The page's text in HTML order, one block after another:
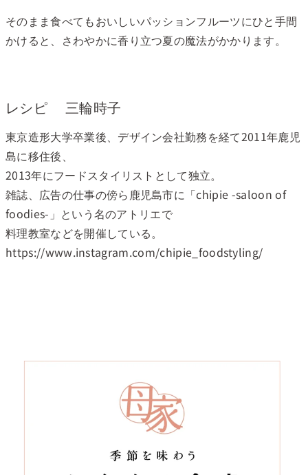
そのまま食べてもおいしいパッションフルーツにひと手間
かけると、さわやかに香り立つ夏の魔法がかかります。
レシピ 三輪時子
東京造形大学卒業後、デザイン会社勤務を経て2011年鹿児
島に移住後、
2013年にフードスタイリストとして独立。
雑誌、広告の仕事の傍ら鹿児島市に「chipie -saloon of
foodies-」という名のアトリエで
料理教室などを開催している。
https://www.instagram.com/chipie_foodstyling/